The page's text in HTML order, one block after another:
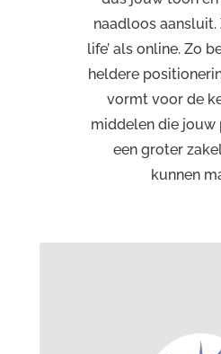
naadloos aansluit.
life’ als online. Zo
heldere
vormt voor de
middelen die
een groter
kunnen
Ben